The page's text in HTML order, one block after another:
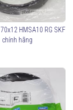
HMSA10 RG SKF
chính hãng